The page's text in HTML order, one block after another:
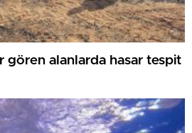
gören alanlarda hasar tespit